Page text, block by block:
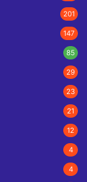
201
147
85
29
23
21
12
4
4